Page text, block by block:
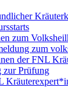
zum
zum
der FNL
zur Prüfung